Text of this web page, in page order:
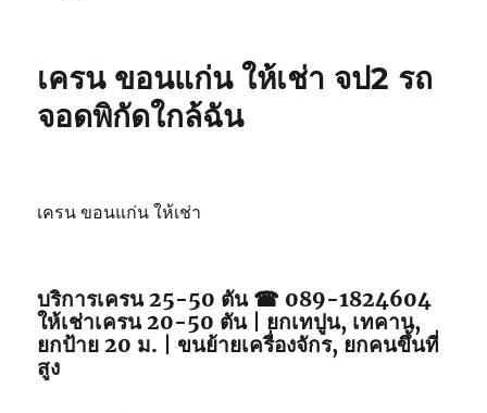
เครน ขอนแก่น ให้เช่า จป2 รถ
จอดพิกัดใกล้ฉัน
เครน ขอนแก่น ให้เช่า
บริการเครน 25-50 ตัน ☎ 089-1824604
ให้เช่าเครน 20-50 ตัน | ยกเทปูน, เทคาน,
ยกป้าย 20 ม. | ขนย้ายเครื่องจักร, ยกคนขึ้นที่
สูง